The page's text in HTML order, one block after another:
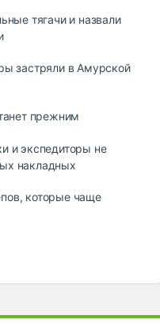
тягачи и назвали
застряли в Амурской
прежним
и экспедиторы не
накладных
которые чаще